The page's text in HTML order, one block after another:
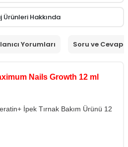
Ürünleri Hakkında
Yorumları Soru ve Cevap
Nails Growth 12 ml
İpek Tırnak Bakım Ürünü 12